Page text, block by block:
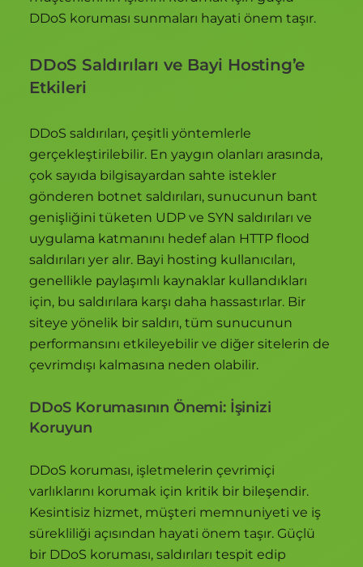
DDoS koruması sunmaları hayati önem taşır.
DDoS Saldırıları ve Bayi Hosting’e
Etkileri
DDoS saldırıları, çeşitli yöntemlerle
gerçekleştirilebilir. En yaygın olanları arasında,
çok sayıda bilgisayardan sahte istekler
gönderen botnet saldırıları, sunucunun bant
genişliğini tüketen UDP ve SYN saldırıları ve
uygulama katmanını hedef alan HTTP flood
saldırıları yer alır. Bayi hosting kullanıcıları,
genellikle paylaşımlı kaynaklar kullandıkları
için, bu saldırılara karşı daha hassastırlar. Bir
siteye yönelik bir saldırı, tüm sunucunun
performansını etkileyebilir ve diğer sitelerin de
çevrimdışı kalmasına neden olabilir.
DDoS Korumasının Önemi: İşinizi
Koruyun
DDoS koruması, işletmelerin çevrimiçi
varlıklarını korumak için kritik bir bileşendir.
Kesintisiz hizmet, müşteri memnuniyeti ve iş
sürekliliği açısından hayati önem taşır. Güçlü
bir DDoS koruması, saldırıları tespit edip